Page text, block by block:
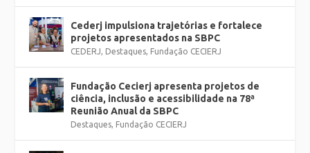
Cederj impulsiona trajetórias e fortalece
projetos apresentados na SBPC
CEDERJ, Destaques, Fundação CECIERJ
Fundação Cecierj apresenta projetos de
ciência, inclusão e acessibilidade na 78ª
Reunião Anual da SBPC
Destaques, Fundação CECIERJ